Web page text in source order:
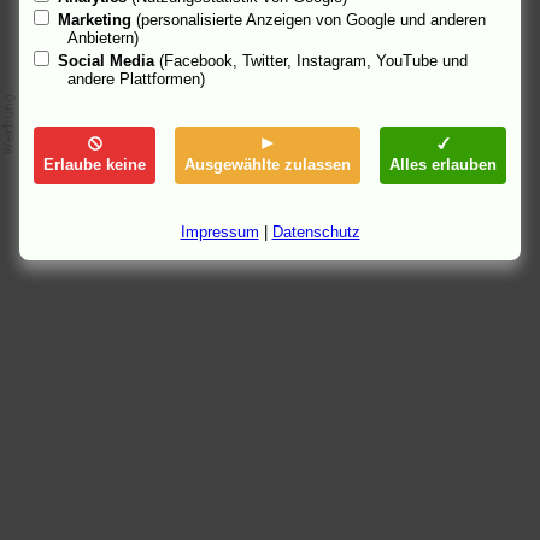
Marketing (personalisierte Anzeigen von Google und anderen
Anbietern)
Social Media (Facebook, Twitter, Instagram, YouTube und
andere Plattformen)
Erlaube keine Ausgewählte zulassen Alles erlauben
Impressum Datenschutz